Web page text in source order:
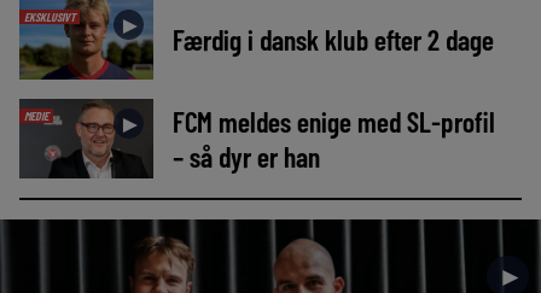
EKSKLUSIVT ► Færdig i dansk klub efter 2 dage
MEDIE ►
FCM meldes enige med SL-profil
– så dyr er han
►